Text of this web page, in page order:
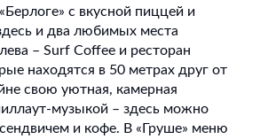
с вкусной пиццей и
и два любимых места
– Surf Coffee и ресторан
находятся в 50 метрах друг от
свою уютная, камерная
музыкой – здесь можно
сендвичем и кофе. В «Груше» меню